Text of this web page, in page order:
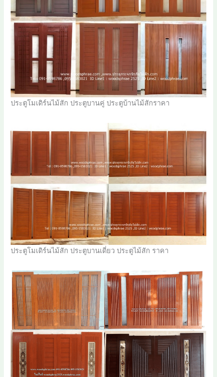
ประตูโมเดิร์นไม้สัก ประตูบานคู่ ประตูบ้านไม้สักราคา
ประตูโมเดิร์นไม้สัก ประตูบานเดี่ยว ประตูไม้สัก ราคา